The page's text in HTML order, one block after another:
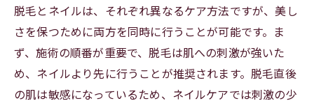
脱毛とネイルは、それぞれ異なるケア方法ですが、美し
さを保つために両方を同時に行うことが可能です。ま
ず、施術の順番が重要で、脱毛は肌への刺激が強いた
め、ネイルより先に行うことが推奨されます。脱毛直後
の肌は敏感になっているため、ネイルケアでは刺激の少